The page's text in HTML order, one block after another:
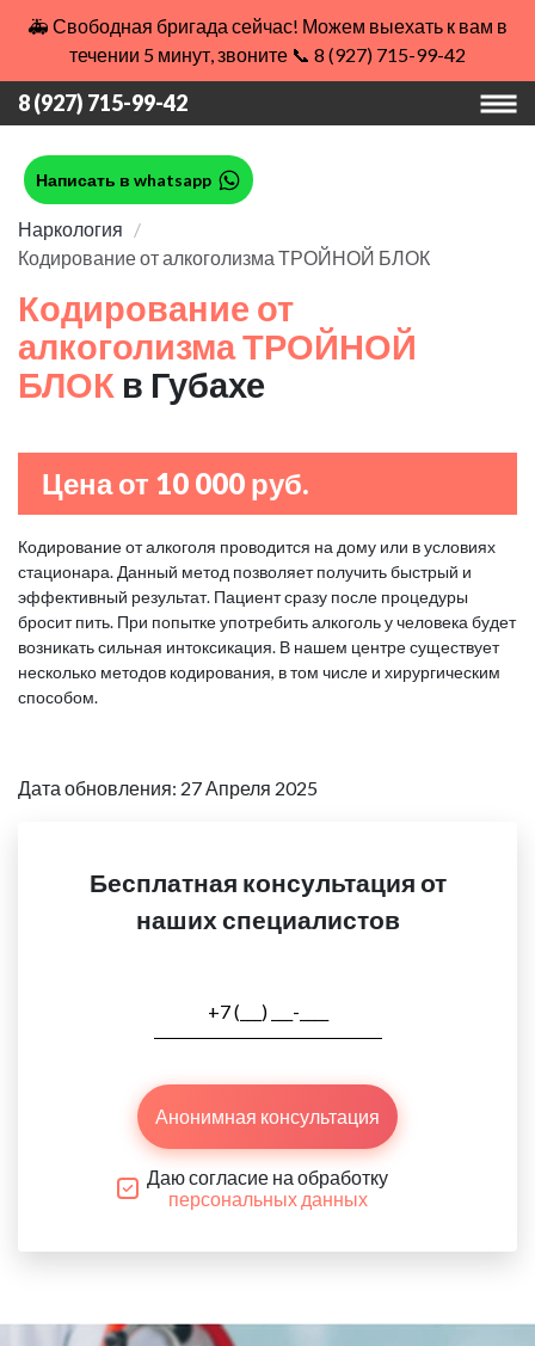
🚑 Свободная бригада сейчас! Можем выехать к вам в
течении 5 минут, звоните 📞 8 (927) 715-99-42
8 (927) 715-99-42
Написать в whatsapp
Наркология
Кодирование от алкоголизма ТРОЙНОЙ БЛОК
Кодирование от
алкоголизма ТРОЙНОЙ
БЛОК в Губахе
Цена от 10 000 руб.
Кодирование от алкоголя проводится на дому или в условиях
стационара. Данный метод позволяет получить быстрый и
эффективный результат. Пациент сразу после процедуры
бросит пить. При попытке употребить алкоголь у человека будет
возникать сильная интоксикация. В нашем центре существует
несколько методов кодирования, в том числе и хирургическим
способом.
Дата обновления: 27 Апреля 2025
Бесплатная консультация от
наших специалистов
Анонимная консультация
Даю согласие на обработку
персональных данных